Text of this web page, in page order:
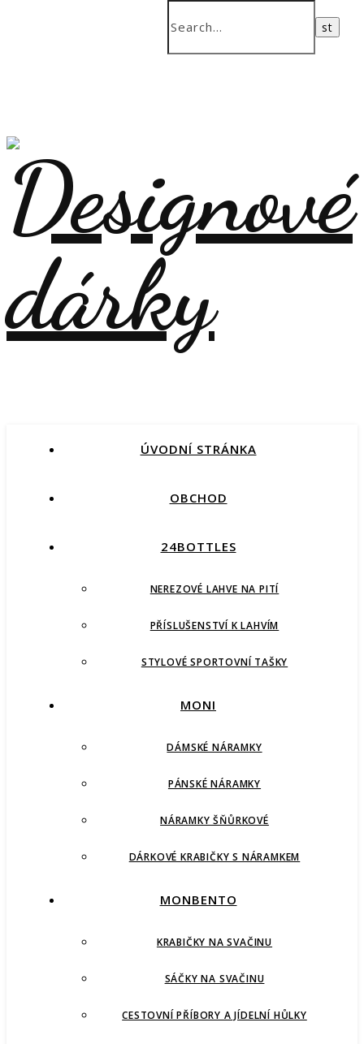
ÚVODNÍ STRÁNKA
OBCHOD
24BOTTLES
NEREZOVÉ LAHVE NA PITÍ
PŘÍSLUŠENSTVÍ K LAHVÍM
STYLOVÉ SPORTOVNÍ TAŠKY
MONI
DÁMSKÉ NÁRAMKY
PÁNSKÉ NÁRAMKY
NÁRAMKY ŠŇŮRKOVÉ
DÁRKOVÉ KRABIČKY S NÁRAMKEM
MONBENTO
KRABIČKY NA SVAČINU
SÁČKY NA SVAČINU
CESTOVNÍ PŘÍBORY A JÍDELNÍ HŮLKY